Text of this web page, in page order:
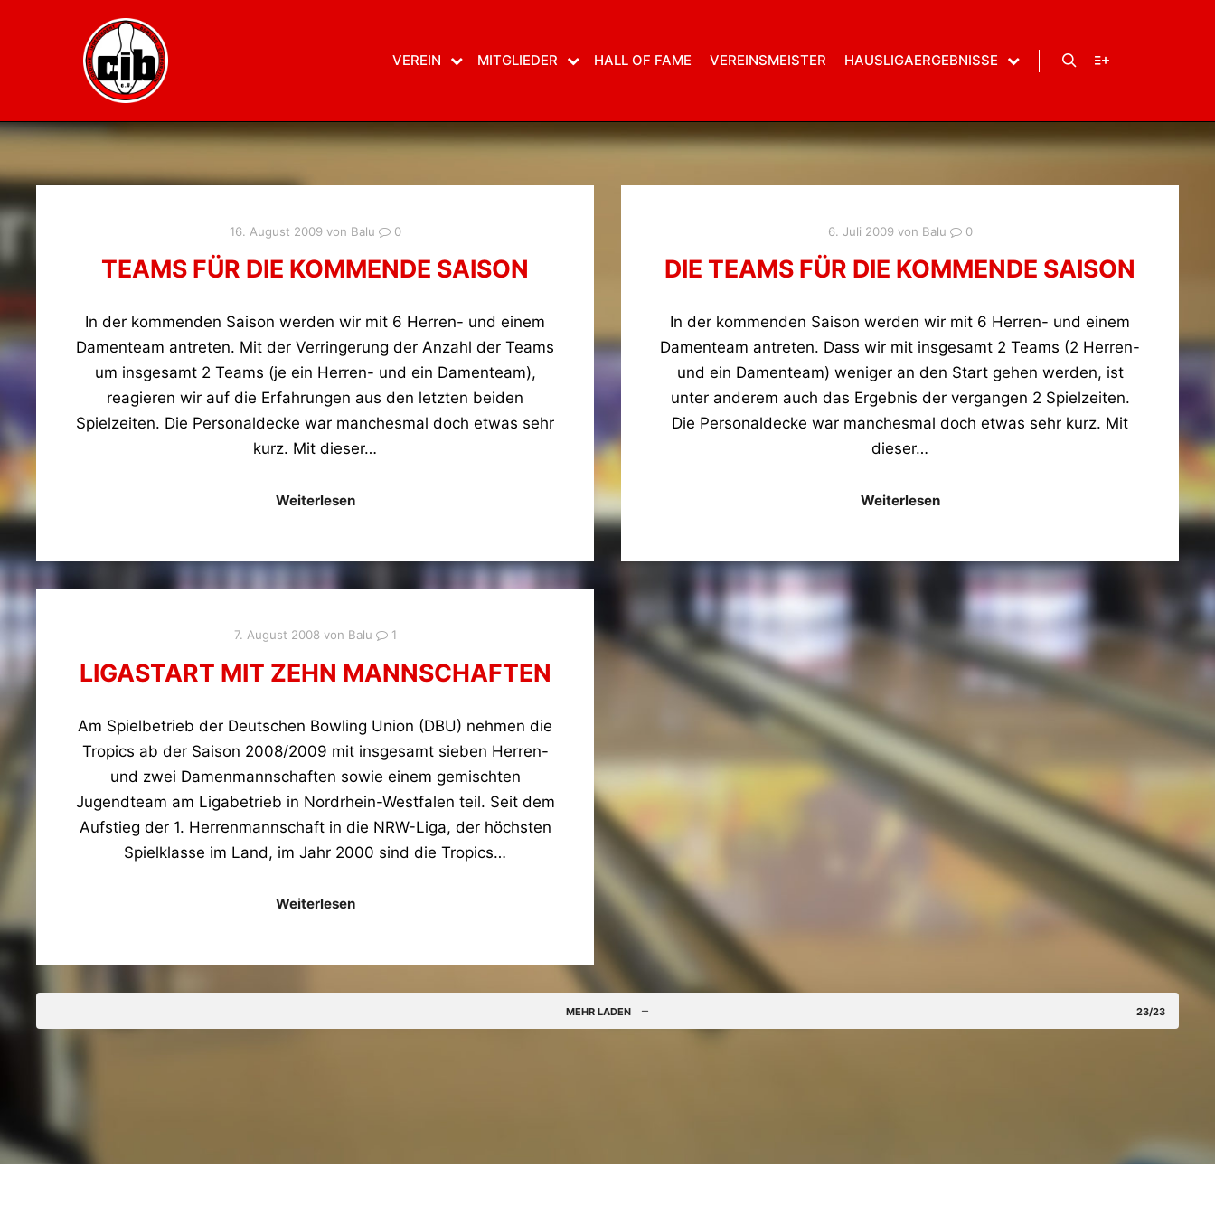
VEREIN MITGLIEDER HALL OF FAME VEREINSMEISTER HAUSLIGAERGEBNISSE
16. August 2009von Balu 0
TEAMS FÜR DIE KOMMENDE SAISON
In der kommenden Saison werden wir mit 6 Herren- und einem
Damenteam antreten. Mit der Verringerung der Anzahl der Teams
um insgesamt 2 Teams (je ein Herren- und ein Damenteam),
reagieren wir auf die Erfahrungen aus den letzten beiden
Spielzeiten. Die Personaldecke war manchesmal doch etwas sehr
kurz. Mit dieser…
Weiterlesen
6. Juli 2009von Balu 0
DIE TEAMS FÜR DIE KOMMENDE SAISON
In der kommenden Saison werden wir mit 6 Herren- und einem
Damenteam antreten. Dass wir mit insgesamt 2 Teams (2 Herren-
und ein Damenteam) weniger an den Start gehen werden, ist
unter anderem auch das Ergebnis der vergangen 2 Spielzeiten.
Die Personaldecke war manchesmal doch etwas sehr kurz. Mit
dieser…
Weiterlesen
7. August 2008von Balu 1
LIGASTART MIT ZEHN MANNSCHAFTEN
Am Spielbetrieb der Deutschen Bowling Union (DBU) nehmen die
Tropics ab der Saison 2008/2009 mit insgesamt sieben Herren-
und zwei Damenmannschaften sowie einem gemischten
Jugendteam am Ligabetrieb in Nordrhein-Westfalen teil. Seit dem
Aufstieg der 1. Herrenmannschaft in die NRW-Liga, der höchsten
Spielklasse im Land, im Jahr 2000 sind die Tropics…
Weiterlesen
MEHR LADEN 23/23